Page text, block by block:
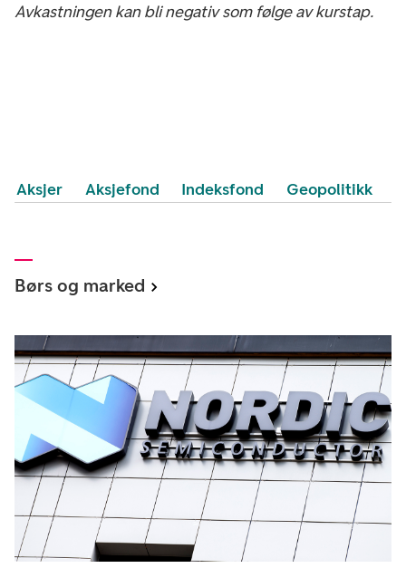
Avkastningen kan bli negativ som følge av kurstap.
Aksjer Aksjefond Indeksfond Geopolitikk
Børs og marked